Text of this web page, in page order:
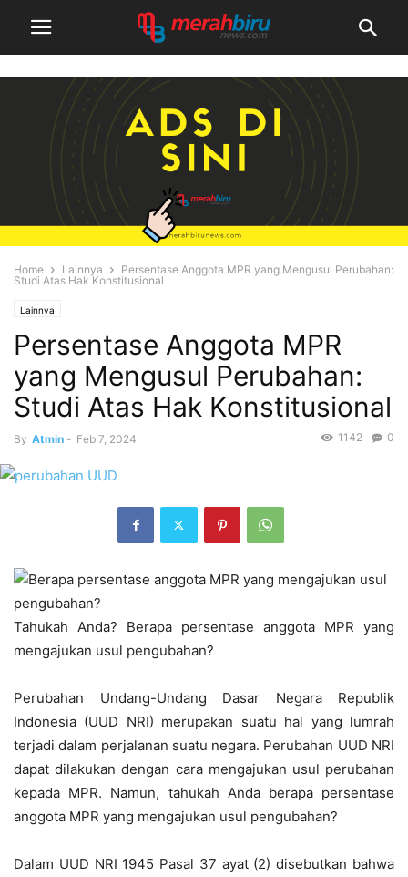
Home Lainnya
Persentase Anggota MPR yang Mengusul Perubahan:
Studi Atas Hak Konstitusional
Lainnya
Persentase Anggota MPR
yang Mengusul Perubahan:
Studi Atas Hak Konstitusional
By Atmin - Feb 7, 2024 0
1142
Tahukah Anda? Berapa persentase anggota MPR yang
mengajukan usul pengubahan?
Perubahan Undang-Undang Dasar Negara Republik
Indonesia (UUD NRI) merupakan suatu hal yang lumrah
terjadi dalam perjalanan suatu negara. Perubahan UUD NRI
dapat dilakukan dengan cara mengajukan usul perubahan
kepada MPR. Namun, tahukah Anda berapa persentase
anggota MPR yang mengajukan usul pengubahan?
Dalam UUD NRI 1945 Pasal 37 ayat (2) disebutkan bahwa